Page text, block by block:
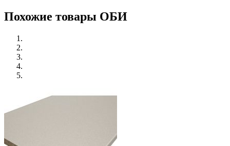
Похожие товары ОБИ